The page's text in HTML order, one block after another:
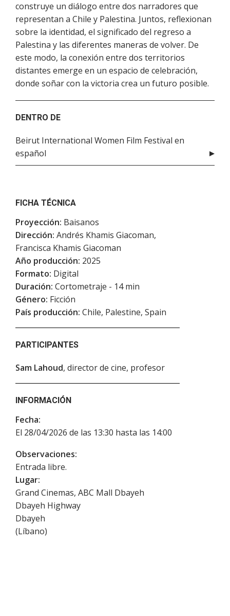
construye un diálogo entre dos narradores que
representan a Chile y Palestina. Juntos, reflexionan
sobre la identidad, el significado del regreso a
Palestina y las diferentes maneras de volver. De
este modo, la conexión entre dos territorios
distantes emerge en un espacio de celebración,
donde soñar con la victoria crea un futuro posible.
DENTRO DE
Beirut International Women Film Festival en
español
FICHA TÉCNICA
Proyección: Baisanos
Dirección: Andrés Khamis Giacoman,
Francisca Khamis Giacoman
Año producción: 2025
Formato: Digital
Duración: Cortometraje - 14 min
Género: Ficción
País producción: Chile, Palestine, Spain
PARTICIPANTES
Sam Lahoud, director de cine, profesor
INFORMACIÓN
Fecha:
El 28/04/2026 de las 13:30 hasta las 14:00
Observaciones:
Entrada libre.
Lugar:
Grand Cinemas, ABC Mall Dbayeh
Dbayeh Highway
Dbayeh
(Líbano)